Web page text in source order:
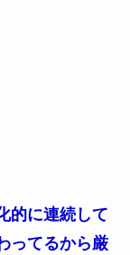
的に連続して
ってるから厳